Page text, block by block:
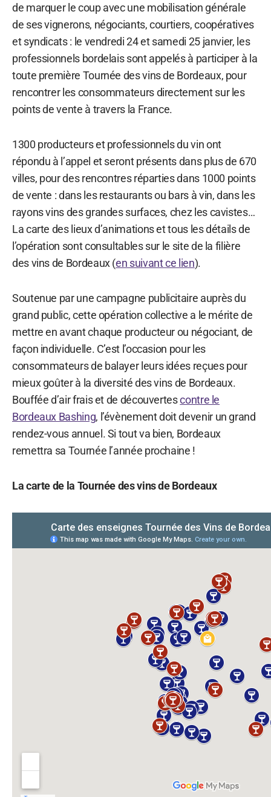
de marquer le coup avec une mobilisation générale
de ses vignerons, négociants, courtiers, coopératives
et syndicats : le vendredi 24 et samedi 25 janvier, les
professionnels bordelais sont appelés à participer à la
toute première Tournée des vins de Bordeaux, pour
rencontrer les consommateurs directement sur les
points de vente à travers la France.
1300 producteurs et professionnels du vin ont
répondu à l’appel et seront présents dans plus de 670
villes, pour des rencontres réparties dans 1000 points
de vente : dans les restaurants ou bars à vin, dans les
rayons vins des grandes surfaces, chez les cavistes…
La carte des lieux d’animations et tous les détails de
l’opération sont consultables sur le site de la filière
des vins de Bordeaux (en suivant ce lien).
Soutenue par une campagne publicitaire auprès du
grand public, cette opération collective a le mérite de
mettre en avant chaque producteur ou négociant, de
façon individuelle. C’est l’occasion pour les
consommateurs de balayer leurs idées reçues pour
mieux goûter à la diversité des vins de Bordeaux.
Bouffée d’air frais et de découvertescontre le
Bordeaux Bashing, l’évènement doit devenir un grand
rendez-vous annuel. Si tout va bien, Bordeaux
remettra sa Tournée l’année prochaine !
La carte de la Tournée des vins de Bordeaux